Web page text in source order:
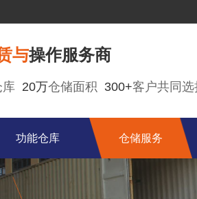
与操作服务商
库 20万仓储面积 300+客户共同选
功能仓库 仓储服务